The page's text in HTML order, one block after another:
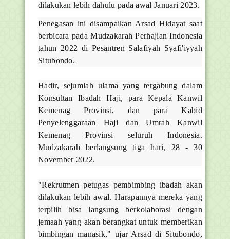
dilakukan lebih dahulu pada awal Januari 2023.
Penegasan ini disampaikan Arsad Hidayat saat
berbicara pada Mudzakarah Perhajian Indonesia
tahun 2022 di Pesantren Salafiyah Syafi'iyyah
Situbondo.
Hadir, sejumlah ulama yang tergabung dalam
Konsultan Ibadah Haji, para Kepala Kanwil
Kemenag Provinsi, dan para Kabid
Penyelenggaraan Haji dan Umrah Kanwil
Kemenag Provinsi seluruh Indonesia.
Mudzakarah berlangsung tiga hari, 28 - 30
November 2022.
"Rekrutmen petugas pembimbing ibadah akan
dilakukan lebih awal. Harapannya mereka yang
terpilih bisa langsung berkolaborasi dengan
jemaah yang akan berangkat untuk memberikan
bimbingan manasik," ujar Arsad di Situbondo,